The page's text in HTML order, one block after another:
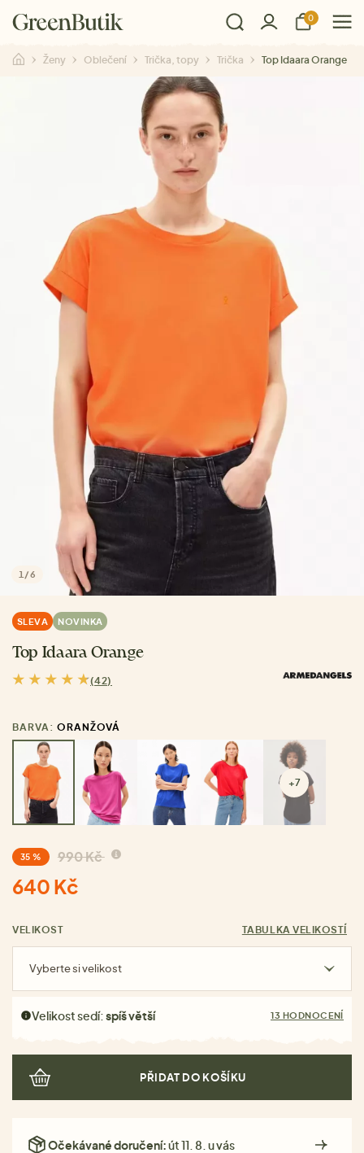
0
Ženy Oblečení Trička, topy Trička Top Idaara Orange
1 /6
SLEVA NOVINKA
Top Idaara Orange
(42)
BARVA: ORANŽOVÁ
+7
35 % 990 Kč
640 Kč
VELIKOST TABULKA VELIKOSTÍ
Vyberte si velikost
Velikost sedí:spíš větší 13 HODNOCENÍ
PŘIDAT DO KOŠÍKU
Očekávané doručení:út 11. 8. u vás